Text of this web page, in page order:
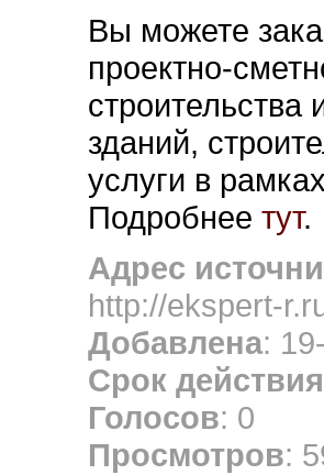
Вы можете
проектно-
строительства
зданий,
услуги в
Подробнее тут.
Адрес
http://ekspert-
Добавлена:
Срок действия
Голосов: 0
Просмотров: